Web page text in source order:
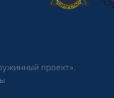
проект».